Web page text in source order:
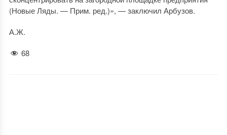
(Новые Ляды. — Прим. ред.)», — заключил Арбузов.
А.Ж.
68